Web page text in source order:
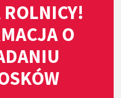
ROLNICY!
O